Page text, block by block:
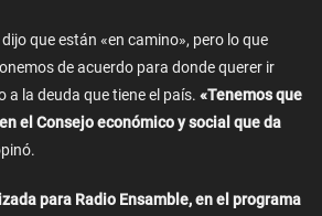
que están «en camino», pero lo que
de acuerdo para donde querer ir
a la deuda que tiene el país. «Tenemos que
el Consejo económico y social que da
para Radio Ensamble, en el programa